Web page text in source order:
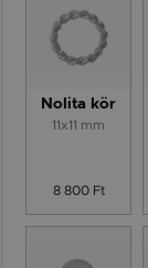
Nolita kör
11x11 mm
8 800 Ft